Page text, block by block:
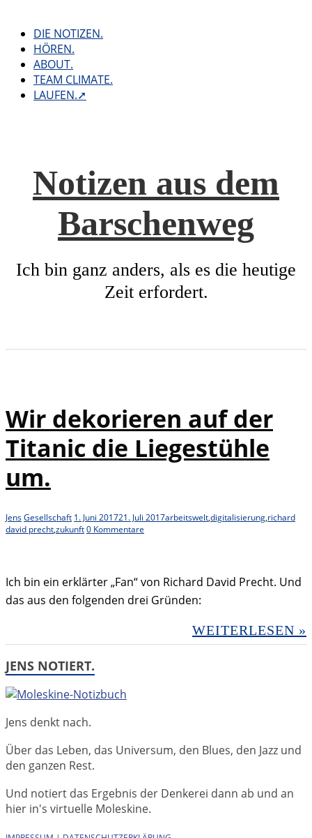
contentDIE NOTIZEN.
HÖREN.
ABOUT.
TEAM CLIMATE.
LAUFEN.➚
Notizen aus dem
Barschenweg
Ich bin ganz anders, als es die heutige
Zeit erfordert.
Wir dekorieren auf der
Titanic die Liegestühle
um.
JensGesellschaft 1. Juni 201721. Juli 2017arbeitswelt,digitalisierung,richard
david precht,zukunft0 Kommentare
Ich bin ein erklärter „Fan“ von Richard David Precht. Und
das aus den folgenden drei Gründen:
WEITERLESEN »
JENS NOTIERT.
Jens denkt nach.
Über das Leben, das Universum, den Blues, den Jazz und
den ganzen Rest.
Und notiert das Ergebnis der Denkerei dann ab und an
hier in's virtuelle Moleskine.